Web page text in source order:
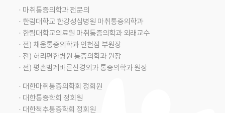
· 마취통증의학과 전문의
· 한림대학교 한강성심병원 마취통증의학과
· 한림대학교의료원 마취통증의학과 외래교수
· 전) 채움통증의학과 인천점 부원장
· 전) 허리편한병원 통증의학과 원장
· 전) 평촌범계바른신경외과 통증의학과 원장
· 대한마취통증의학회 정회원
· 대한통증학회 정회원
· 대한척추통증학회 정회원